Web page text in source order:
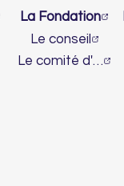
La Fondation
Le conseil
Le comité d'honneur